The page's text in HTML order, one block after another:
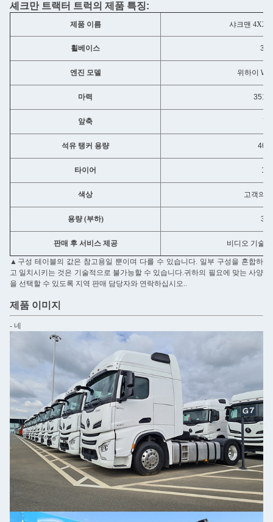
셰크만 트랙터 트럭의 제품 특징:
제품 이름 샤크맨 4X2/
휠베이스
엔진 모델 위하이
마력 351-
앞축
석유 탱커 용량
타이어
색상 고객의
용량 (부하)
판매 후 서비스 제공 비디오 기술
▲구성 테이블의 값은 참고용일 뿐이며 다를 수 있습니다. 일부 구성을 혼합하
고 일치시키는 것은 기술적으로 불가능할 수 있습니다.귀하의 필요에 맞는 사양
을 선택할 수 있도록 지역 판매 담당자와 연락하십시오..
제품 이미지
- 네